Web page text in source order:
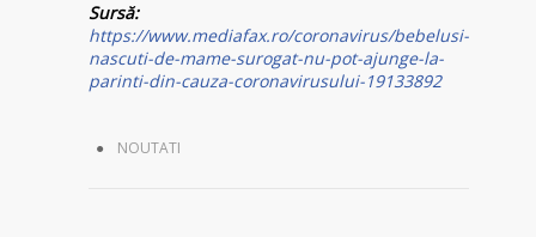
Sursă:
https://www.mediafax.ro/coronavirus/bebelusi-
nascuti-de-mame-surogat-nu-pot-ajunge-la-
parinti-din-cauza-coronavirusului-19133892
NOUTATI